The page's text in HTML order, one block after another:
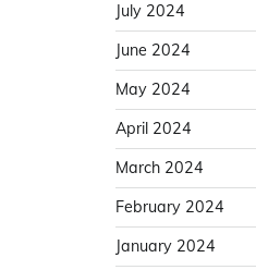
July 2024
June 2024
May 2024
April 2024
March 2024
February 2024
January 2024